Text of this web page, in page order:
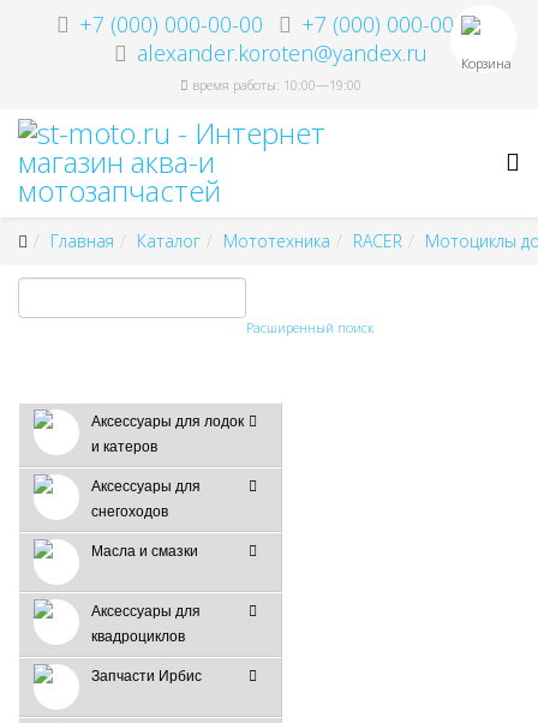
+7 (000) 000-00-00
+7 (000) 000-00-00
alexander.koroten@yandex.ru
время работы: 10:00—19:00
Корзина
Главная Каталог Мототехника RACER Мотоциклы
Расширенный поиск
Аксессуары для лодок
и катеров
Аксессуары для
снегоходов
Масла и смазки
Аксессуары для
квадроциклов
Запчасти Ирбис